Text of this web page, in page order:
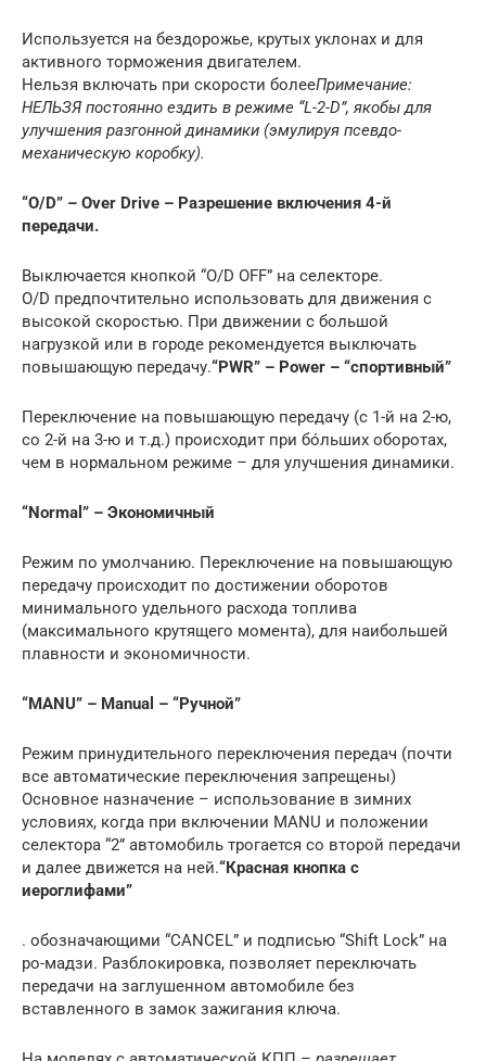
Используется на бездорожье, крутых уклонах и для
активного торможения двигателем.
Нельзя включать при скорости болееПримечание:
НЕЛЬЗЯ постоянно ездить в режиме “L-2-D”, якобы для
улучшения разгонной динамики (эмулируя псевдо-
механическую коробку).
“O/D” – Over Drive – Разрешение включения 4-й
передачи.
Выключается кнопкой “O/D OFF” на селекторе.
O/D предпочтительно использовать для движения с
высокой скоростью. При движении с большой
нагрузкой или в городе рекомендуется выключать
повышающую передачу.“PWR” – Power – “спортивный”
Переключение на повышающую передачу (с 1-й на 2-ю,
со 2-й на 3-ю и т.д.) происходит при бóльших оборотах,
чем в нормальном режиме – для улучшения динамики.
“Normal” – Экономичный
Режим по умолчанию. Переключение на повышающую
передачу происходит по достижении оборотов
минимального удельного расхода топлива
(максимального крутящего момента), для наибольшей
плавности и экономичности.
“MANU” – Manual – “Ручной”
Режим принудительного переключения передач (почти
все автоматические переключения запрещены)
Основное назначение – использование в зимних
условиях, когда при включении MANU и положении
селектора “2” автомобиль трогается со второй передачи
и далее движется на ней.“Красная кнопка с
иероглифами”
. обозначающими “CANCEL” и подписью “Shift Lock” на
ро-мадзи. Разблокировка, позволяет переключать
передачи на заглушенном автомобиле без
вставленного в замок зажигания ключа.